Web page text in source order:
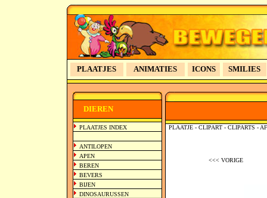
PLAATJES ANIMATIES ICONS SMILIES
DIEREN
PLAATJES INDEX
ANTILOPEN
APEN
BEREN
BEVERS
BIJEN
DINOSAURUSSEN
PLAATJE - CLIPART - CLIPARTS -
<<< VORIGE